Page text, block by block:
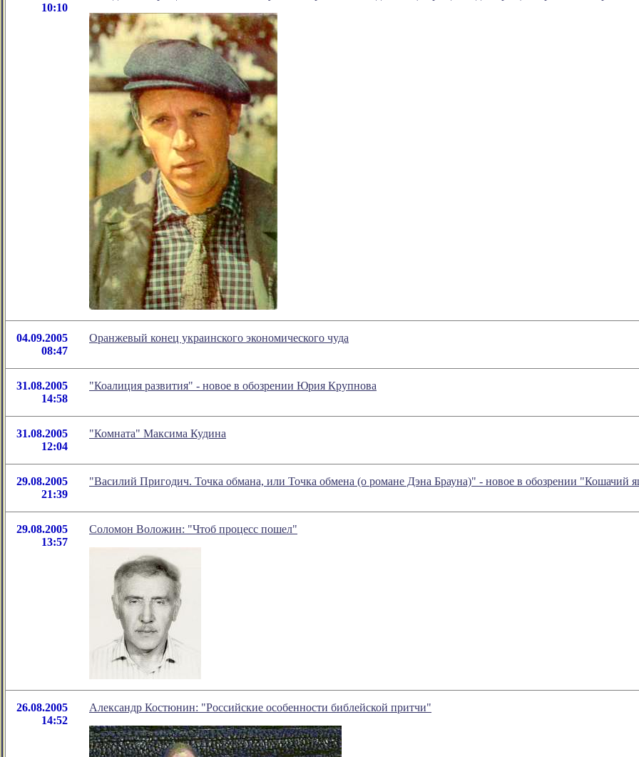
10:10
04.09.2005
08:47
Оранжевый конец украинского экономического чуда
31.08.2005
14:58
"Коалиция развития" - новое в обозрении Юрия Крупнова
31.08.2005
12:04
"Комната" Максима Кудина
29.08.2005
21:39
"Василий Пригодич. Точка обмана, или Точка обмена (о романе Дэна Брауна)" - новое в обозрении "Кошачий
29.08.2005
13:57
Соломон Воложин: "Чтоб процесс пошел"
26.08.2005
14:52
Александр Костюнин: "Российские особенности библейской притчи"